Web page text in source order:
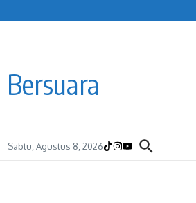
Sabtu, Agustus 8, 2026